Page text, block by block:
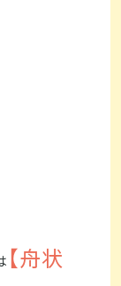
【舟状